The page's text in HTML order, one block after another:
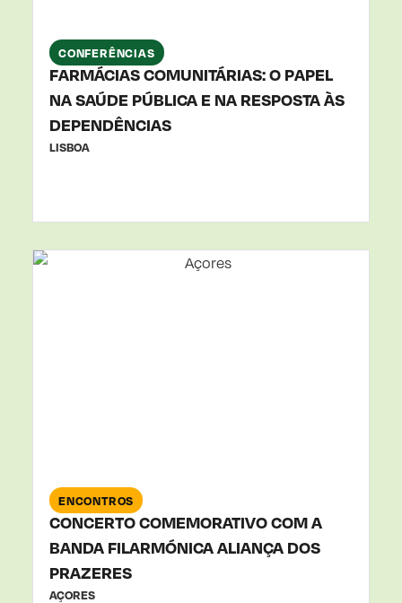
CONFERÊNCIAS
FARMÁCIAS COMUNITÁRIAS: O PAPEL
NA SAÚDE PÚBLICA E NA RESPOSTA ÀS
DEPENDÊNCIAS
LISBOA
ENCONTROS
CONCERTO COMEMORATIVO COM A
BANDA FILARMÓNICA ALIANÇA DOS
PRAZERES
AÇORES